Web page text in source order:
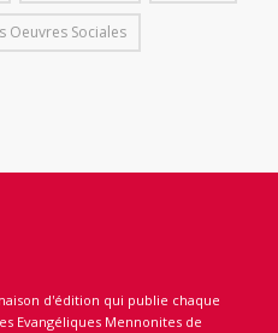
Oeuvres Sociales
d'édition qui publie chaque
Evangéliques Mennonites de